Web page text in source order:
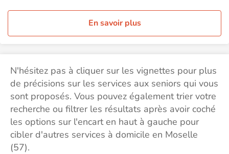
En savoir plus
N'hésitez pas à cliquer sur les vignettes pour plus
de précisions sur les services aux seniors qui vous
sont proposés. Vous pouvez également trier votre
recherche ou filtrer les résultats après avoir coché
les options sur l'encart en haut à gauche pour
cibler d'autres services à domicile en Moselle
(57).